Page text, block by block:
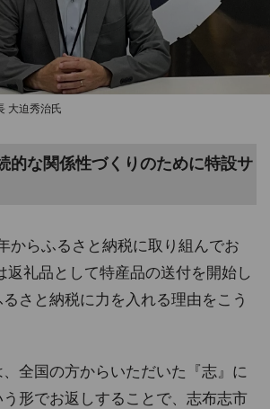
大迫秀治氏
的な関係性づくりのために特設サ
からふるさと納税に取り組んでお
返礼品として特産品の送付を開始し
さと納税に力を入れる理由をこう
、全国の方からいただいた『志』に
形でお返しすることで、志布志市